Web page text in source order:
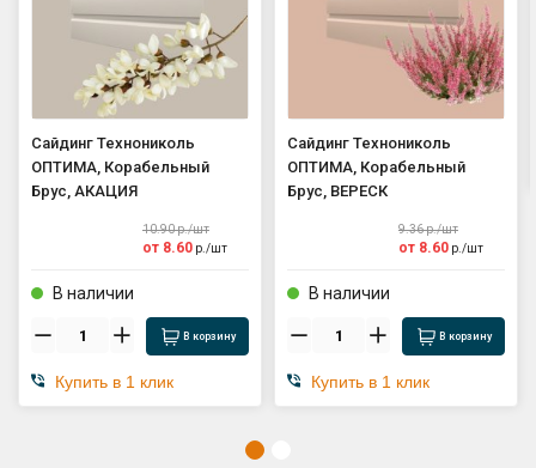
Сайдинг Технониколь
ОПТИМА, Корабельный
Брус, АКАЦИЯ
10.90р./шт
от 8.60 р./шт
В наличии
В корзину
Купить в 1 клик
Сайдинг Технониколь
ОПТИМА, Корабельный
Брус, ВЕРЕСК
9.36р./шт
от 8.60 р./шт
В наличии
В корзину
Купить в 1 клик